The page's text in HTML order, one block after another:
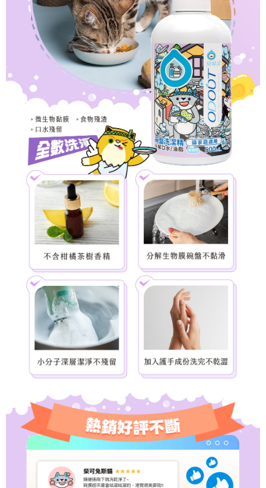
1.分期款項不併入電信帳單，「大哥付你分期」於每月結算日後寄送繳費提
醒簡訊。
2.透過簡訊連結打開帳單後，可選擇「超商條碼／台灣大直營門市／銀行轉
帳／街口支付／iPASS MONEY」等通路繳費。
【注意事項】
1.本服務係由「台灣大哥大股份有限公司」（以下簡稱本公司）所提供，讓
用戶於交易時，得透過本服務購買商品或服務，並由商店將買賣／分期付款
買賣價金債權讓與本公司後，依約使用本公司帳單繳交帳款。
2.基於同意付款使用「大哥付你分期」之契約關係目的，商店將以您的個人
資料（包含姓名、電話或地址）提供予台灣大哥大進項蒐集、處理及利用，
由本公司與您本人進行分期帳單所需資料之確認、核對及更正。
3.完整用戶服務條款，請詳閱以下連結：
https://oppay.tw/userRule
【「AFTEE先享後付」結帳流程】
１．於結帳方式選擇「AFTEE先享後付」後，將跳轉至「AFTEE先享後付」
結帳頁面，進行簡訊認證並確認金額後，即可完成結帳。
２．訂單成立數日內，您將收到繳費通知簡訊。
３．收到繳費通知簡訊後14天內，點擊此簡訊中的連結，可透過四大超商／
ATM／網路銀行／等多元方式進行付款，方視為交易完成。
※ 請注意：結帳手續完成當下不需立刻繳費，但若您需要取消訂單，請聯絡
購買商品的店家。未經商家同意取消之訂單仍視為有效，需透過AFTEE先享
後付繳納相關費用。
※ 交易是否成功請以「AFTEE先享後付 」之結帳頁面顯示為準，若有關於
是否繳費成功／繳費後需取消欲退款等相關疑問，請聯繫「AFTEE先享後付
客戶支援中心」
https://netprotections.freshdesk.com/support/home
【注意事項】
１．透過由恩沛科技股份有限公司提供之「AFTEE先享後付」服務完成之交
易，需依本服務之必要範圍內提供個人資料，並將交易相關給付款項請求債
權轉讓予恩沛科技股份有限公司。
２．關於個人資料處理事宜，請瀏覽以下網址：
https://aftee.tw/terms/#terms3
３．未成年的使用者請事先徵得法定代理人或監護人之同意方可使用
「AFTEE先享後付」，若未經同意申辦者引起之損失，本公司不負相關責
４．使用「AFTEE先享後付」時，將依據個別帳號之用戶狀況，依本公司即
時審查核予不同之上限額度；若仍有額度不足之情形，本公司將視審查結果
請求用戶進行身份認證。
５．嚴禁一人註冊多個帳號或使用他人資訊註冊。若發現惡意使用之情形，
恩沛科技股份有限公司將有權停止該用戶之使用額度並採取法律行動。
全家取貨付款(限重5公斤，兩包貓砂以上無法寄送)
每筆NT$80，滿NT$1,200(含以上)免運費
付款後全家取貨
每筆NT$80，滿NT$1,200(含以上)免運費
7-11取貨付款(限重5公斤，兩包貓砂以上無法寄送)
每筆NT$80，滿NT$1,200(含以上)免運費
付款後7-11取貨
每筆NT$80，滿NT$1,200(含以上)免運費
宅配(無配送離島)
每筆NT$100，滿NT$1,200(含以上)免運費
郵局(下單後不含六日3天出貨、無貨到付款)
每筆NT$150，滿NT$1,500(含以上)免運費
宅配上樓-新竹貨運
每筆NT$120，滿NT$1,200(含以上)免運費
黑貓宅配
每筆NT$145
貨到付款(無配送離島)
每筆NT$130，滿NT$1,200(含以上)免運費